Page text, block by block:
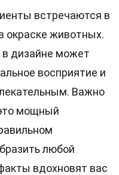
встречаются в
окраске животных.
в дизайне может
восприятие и
Важно
мощный
любой
вдохновят вас